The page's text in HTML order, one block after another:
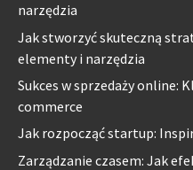
narzędzia
Jak stworzyć skuteczną
elementy i narzędzia
Sukces w sprzedaży online:
commerce
Jak rozpocząć startup:
Zarządzanie czasem: Jak